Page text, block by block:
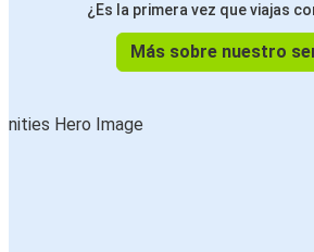
¿Es la primera vez que viajas
Más sobre nuestro